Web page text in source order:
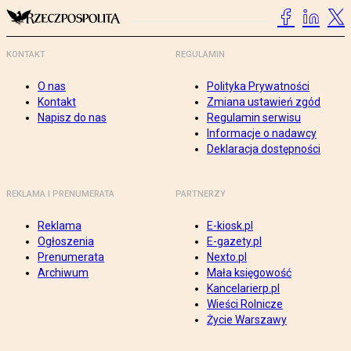
KONTAKT
O nas
Kontakt
Napisz do nas
REGULAMIN
Polityka Prywatności
Zmiana ustawień zgód
Regulamin serwisu
Informacje o nadawcy
Deklaracja dostępności
REKLAMA I PRENUMERATA
Reklama
Ogłoszenia
Prenumerata
Archiwum
PARTNERZY
E-kiosk.pl
E-gazety.pl
Nexto.pl
Mała księgowość
Kancelarierp.pl
Wieści Rolnicze
Życie Warszawy